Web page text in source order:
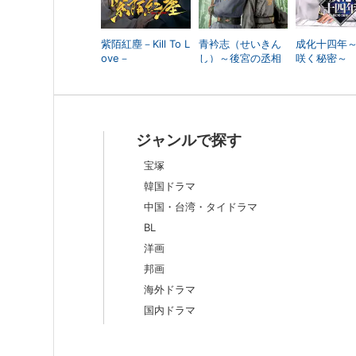
紫陌紅塵－Kill To L
ove－
青衿志（せいきん
し）～後宮の丞相
成化十四年
咲く秘密～
ジャンルで探す
宝塚
韓国ドラマ
中国・台湾・タイドラマ
BL
洋画
邦画
海外ドラマ
国内ドラマ